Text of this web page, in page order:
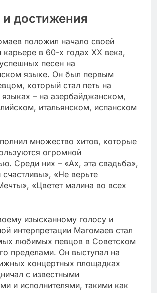
и достижения
положил начало своей
карьере в 60-х годах XX века,
песен на
языке. Он был первым
который стал петь на
языках – на азербайджанском,
итальянском, испанском
множество хитов, которые
огромной
Среди них – «Ах, эта свадьба»,
«Не верьте
«Цветет малина во всех
изысканному голосу и
интерпретации Магомаев стал
любимых певцов в Советском
пределами. Он выступал на
концертных площадках
с известными
и исполнителями, такими как